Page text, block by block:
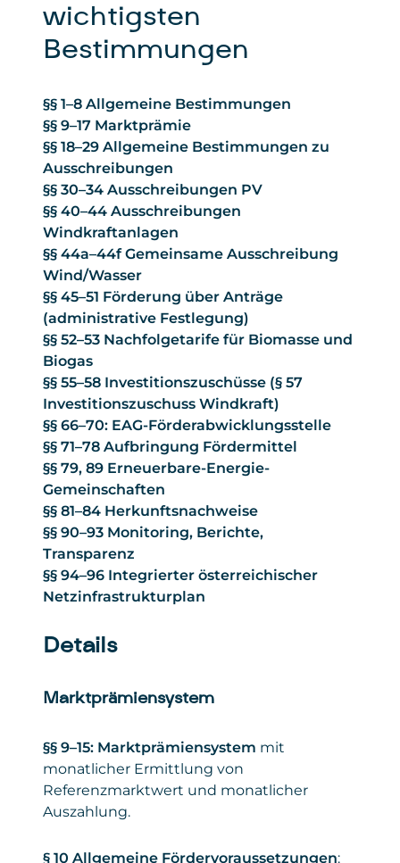
wichtigsten
Bestimmungen
§§ 1–8 Allgemeine Bestimmungen
§§ 9–17 Marktprämie
§§ 18–29 Allgemeine Bestimmungen zu
Ausschreibungen
§§ 30–34 Ausschreibungen PV
§§ 40–44 Ausschreibungen
Windkraftanlagen
§§ 44a–44f Gemeinsame Ausschreibung
Wind/Wasser
§§ 45–51 Förderung über Anträge
(administrative Festlegung)
§§ 52–53 Nachfolgetarife für Biomasse und
Biogas
§§ 55–58 Investitionszuschüsse (§ 57
Investitionszuschuss Windkraft)
§§ 66–70: EAG-Förderabwicklungsstelle
§§ 71–78 Aufbringung Fördermittel
§§ 79, 89 Erneuerbare-Energie-
Gemeinschaften
§§ 81–84 Herkunftsnachweise
§§ 90–93 Monitoring, Berichte,
Transparenz
§§ 94–96 Integrierter österreichischer
Netzinfrastrukturplan
Details
Marktprämiensystem
§§ 9–15: Marktprämiensystem mit
monatlicher Ermittlung von
Referenzmarktwert und monatlicher
Auszahlung.
§ 10 Allgemeine Fördervoraussetzungen: